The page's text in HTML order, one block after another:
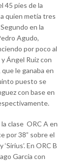
45 pies de la
a quien metía tres
en la
Agudo,
por poco al
Ángel Ruiz con
le ganaba en
puesto se
con base en
clase ORC A en
por 38” sobre el
‘Sirius’. En ORC B
García con